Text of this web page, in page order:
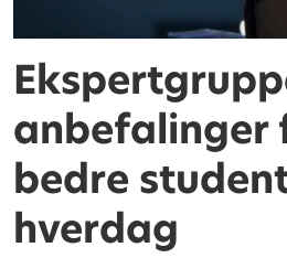
anbefalinger
bedre
hverdag